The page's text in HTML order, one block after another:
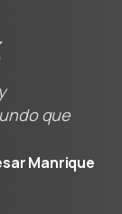
que
Manrique